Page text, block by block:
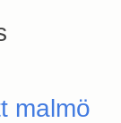
malmö